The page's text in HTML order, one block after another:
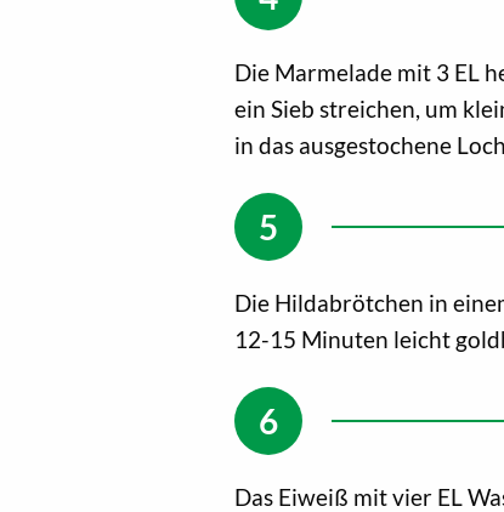
Die Marmelade mit 3 EL
ein Sieb streichen, um
in das ausgestochene
Die Hildabrötchen in
12-15 Minuten leicht
Das Eiweiß mit vier EL